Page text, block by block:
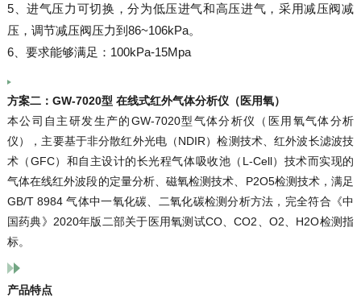
5、进气压力可切换，分为低压进气和高压进气，采用减压阀减
压，调节减压阀压力到86~106kPa。
6、要求能够满足：100kPa-15Mpa
方案二：GW-7020型 在线式红外气体分析仪（医用氧）
本公司自主研发生产的GW-7020型气体分析仪（医用氧气体分析
仪），主要基于非分散红外光电（NDIR）检测技术、红外波长滤波技
术（GFC）和自主设计的长光程气体吸收池（L-Cell）技术而实现的
气体在线红外波段的定量分析、磁氧检测技术、P2O5检测技术，满足
GB/T 8984 气体中一氧化碳、二氧化碳检测分析方法，完全符合《中
国药典》2020年版二部关于医用氧测试CO、CO2、O2、H2O检测指
标。
产品特点